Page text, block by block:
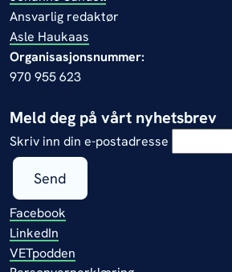
Ansvarlig redaktør
Asle Haukaas
Organisasjonsnummer:
970 955 623
Meld deg på vårt nyhetsbrev
Skriv inn din e-postadresse
Send
Facebook
LinkedIn
VETpodden